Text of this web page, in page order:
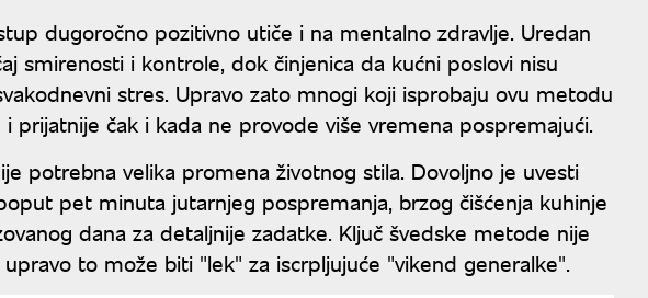
dugoročno pozitivno utiče i na mentalno zdravlje. Uredan
smirenosti i kontrole, dok činjenica da kućni poslovi nisu
stres. Upravo zato mnogi koji isprobaju ovu metodu
prijatnije čak i kada ne provode više vremena pospremajući.
potrebna velika promena životnog stila. Dovoljno je uvesti
pet minuta jutarnjeg pospremanja, brzog čišćenja kuhinje
dana za detaljnije zadatke. Ključ švedske metode nije
to može biti "lek" za iscrpljujuće "vikend generalke".